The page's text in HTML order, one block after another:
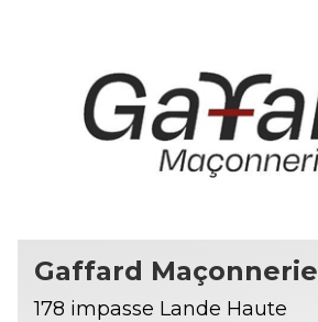
Gaffard Maçonnerie
178 impasse Lande Haute